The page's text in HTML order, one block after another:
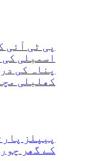
پی ٹی آئی
اسمبلی
پناہ کی
کھلبلی
پیپلز
کے گھر